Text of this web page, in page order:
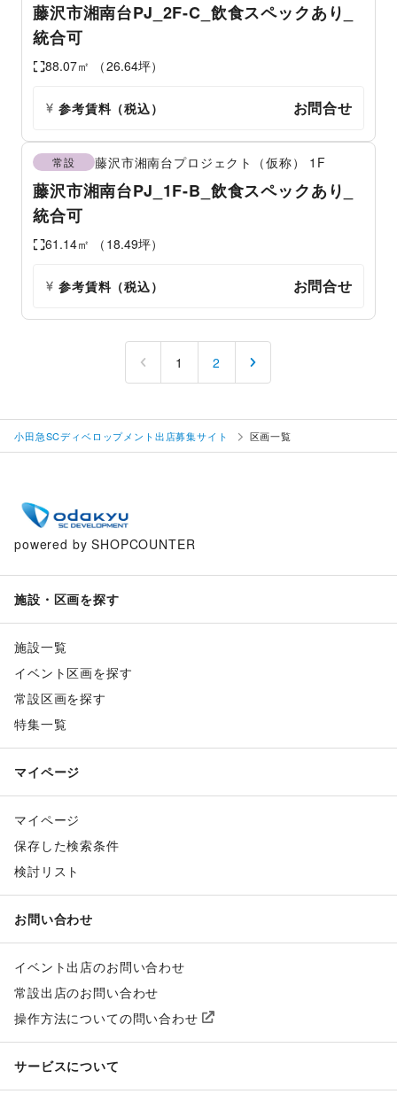
藤沢市湘南台PJ_2F-C_飲食スペックあり_
統合可
88.07㎡ （26.64坪）
参考賃料（税込） お問合せ
常設 藤沢市湘南台プロジェクト（仮称） 1F
藤沢市湘南台PJ_1F-B_飲食スペックあり_
統合可
61.14㎡ （ 18.49坪）
参考賃料（税込） お問合せ
1 2
小田急SCディベロップメント出店募集サイト 区画一覧
powered by SHOPCOUNTER
施設・区画を探す
施設一覧
イベント区画を探す
常設区画を探す
特集一覧
マイページ
マイページ
保存した検索条件
検討リスト
お問い合わせ
イベント出店のお問い合わせ
常設出店のお問い合わせ
操作方法についての問い合わせ
サービスについて